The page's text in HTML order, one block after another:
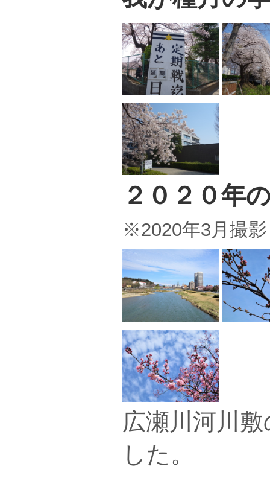
２０２０年
※2020年3月撮影
広瀬川河川
した。